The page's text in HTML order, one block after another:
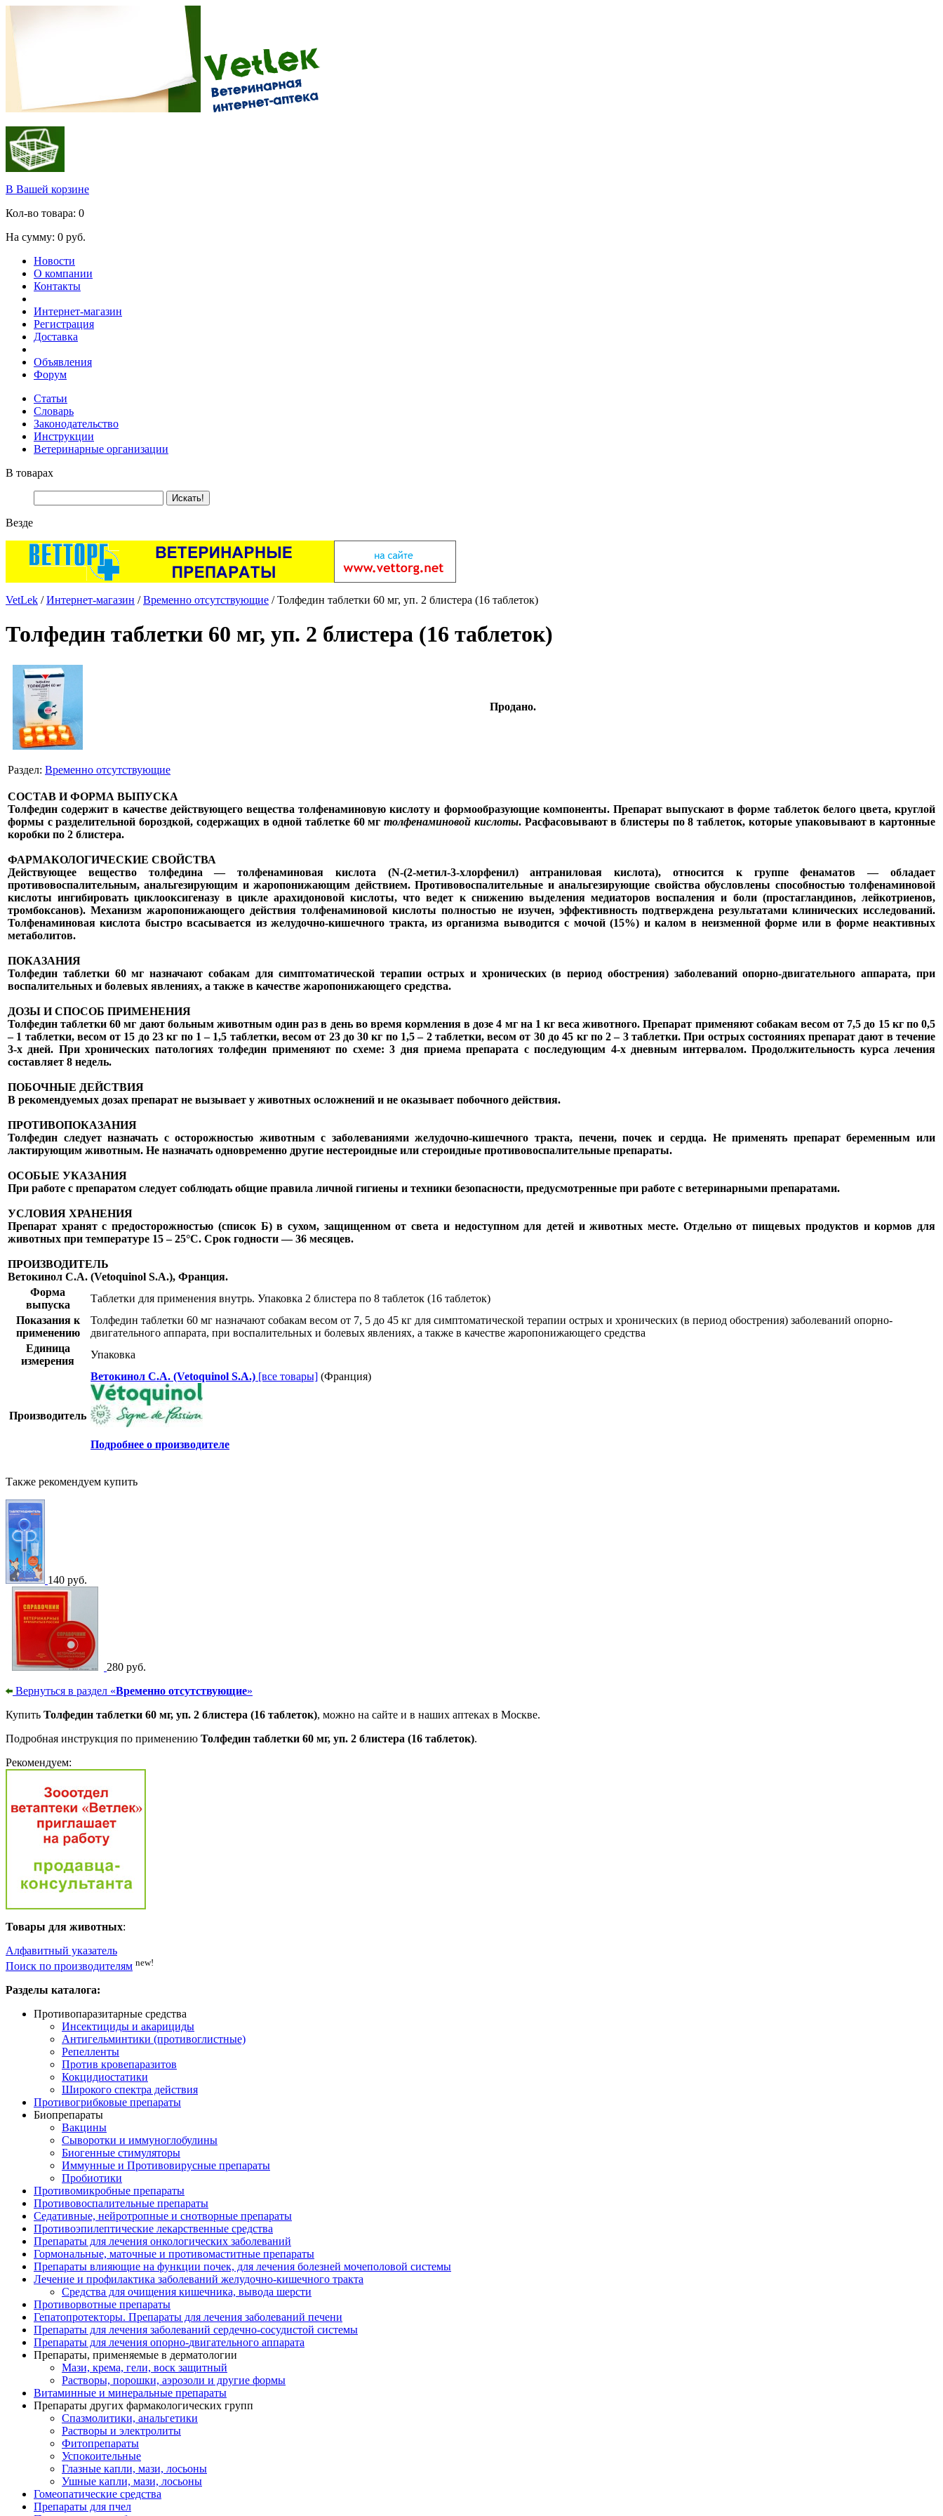
В Вашей корзине
Кол-во товара: 0
На сумму: 0 руб.
Новости
О компании
Контакты
Интернет-магазин
Регистрация
Доставка
Объявления
Форум
Статьи
Словарь
Законодательство
Инструкции
Ветеринарные организации
В товарах
Везде
VetLek /Интернет-магазин /Временно отсутствующие / Толфедин таблетки 60 мг, уп. 2 блистера (16 таблеток)
Толфедин таблетки 60 мг, уп. 2 блистера (16 таблеток)
Продано.
Раздел: Временно отсутствующие
СОСТАВ И ФОРМА ВЫПУСКА
Толфедин содержит в качестве действующего вещества толфенаминовую кислоту и формообразующие компоненты. Препарат выпускают в форме таблеток белого цвета, круглой
формы с разделительной бороздкой, содержащих в одной таблетке 60 мгтолфенаминовой кислоты. Расфасовывают в блистеры по 8 таблеток, которые упаковывают в картонные
коробки по 2 блистера.
ФАРМАКОЛОГИЧЕСКИЕ СВОЙСТВА
Действующее вещество толфедина — толфенаминовая кислота (N-(2-метил-3-хлорфенил) антраниловая кислота), относится к группе фенаматов — обладает
противовоспалительным, анальгезирующим и жаропонижающим действием. Противовоспалительные и анальгезирующие свойства обусловлены способностью толфенаминовой
кислоты ингибировать циклооксигеназу в цикле арахидоновой кислоты, что ведет к снижению выделения медиаторов воспаления и боли (простагландинов, лейкотриенов,
тромбоксанов). Механизм жаропонижающего действия толфенаминовой кислоты полностью не изучен, эффективность подтверждена результатами клинических исследований.
Толфенаминовая кислота быстро всасывается из желудочно-кишечного тракта, из организма выводится с мочой (15%) и калом в неизменной форме или в форме неактивных
метаболитов.
ПОКАЗАНИЯ
Толфедин таблетки 60 мг назначают собакам для симптоматической терапии острых и хронических (в период обострения) заболеваний опорно-двигательного аппарата, при
воспалительных и болевых явлениях, а также в качестве жаропонижающего средства.
ДОЗЫ И СПОСОБ ПРИМЕНЕНИЯ
Толфедин таблетки 60 мг дают больным животным один раз в день во время кормления в дозе 4 мг на 1 кг веса животного. Препарат применяют собакам весом от 7,5 до 15 кгпо 0,5
– 1 таблетки, весом от 15 до 23 кг по 1 – 1,5 таблетки, весом от 23 до30 кг по 1,5 – 2 таблетки, весом от 30 до45 кгпо 2 – 3 таблетки. При острых состояниях препарат дают в течение
3-х дней. При хронических патологиях толфедин применяют по схеме: 3 дня приема препарата с последующим 4-х дневным интервалом. Продолжительность курса лечения
составляет 8 недель.
ПОБОЧНЫЕ ДЕЙСТВИЯ
В рекомендуемых дозах препарат не вызывает у животных осложнений и не оказывает побочного действия.
ПРОТИВОПОКАЗАНИЯ
Толфедин следует назначать с осторожностью животным с заболеваниями желудочно-кишечного тракта, печени, почек и сердца. Не применять препарат беременным или
лактирующим животным. Не назначать одновременно другие нестероидные или стероидные противовоспалительные препараты.
ОСОБЫЕ УКАЗАНИЯ
При работе с препаратом следует соблюдать общие правила личной гигиены и техники безопасности, предусмотренные при работе с ветеринарными препаратами.
УСЛОВИЯ ХРАНЕНИЯ
Препарат хранят с предосторожностью (список Б) в сухом, защищенном от света и недоступном для детей и животных месте. Отдельно от пищевых продуктов и кормов для
животных при температуре 15 – 25°С. Срок годности — 36 месяцев.
ПРОИЗВОДИТЕЛЬ
Ветокинол С.А. (Vetoquinol S.A.), Франция.
Форма
выпуска
Таблетки для применения внутрь. Упаковка 2 блистера по 8 таблеток (16 таблеток)
Показания к
применению
Толфедин таблетки 60 мг назначают собакам весом от 7, 5 до 45 кг для симптоматической терапии острых и хронических (в период обострения) заболеваний опорно-
двигательного аппарата, при воспалительных и болевых явлениях, а также в качестве жаропонижающего средства
Единица
измерения
Упаковка
Производитель
Ветокинол С.А. (Vetoquinol S.A.) [все товары] (Франция)
Подробнее о производителе
Также рекомендуем купить
140 руб.
280 руб.
Вернуться в раздел «Временно отсутствующие»
Купить Толфедин таблетки 60 мг, уп. 2 блистера (16 таблеток), можно на сайте и в наших аптеках в Москве.
Подробная инструкция по применению Толфедин таблетки 60 мг, уп. 2 блистера (16 таблеток).
Рекомендуем:
Товары для животных:
Алфавитный указатель
Поиск по производителям new!
Разделы каталога:
Противопаразитарные средства
Инсектициды и акарициды
Антигельминтики (противоглистные)
Репелленты
Против кровепаразитов
Кокцидиостатики
Широкого спектра действия
Противогрибковые препараты
Биопрепараты
Вакцины
Сыворотки и иммуноглобулины
Биогенные стимуляторы
Иммунные и Противовирусные препараты
Пробиотики
Противомикробные препараты
Противовоспалительные препараты
Седативные, нейротропные и снотворные препараты
Противоэпилептические лекарственные средства
Препараты для лечения онкологических заболеваний
Гормональные, маточные и противомаститные препараты
Препараты влияющие на функции почек, для лечения болезней мочеполовой системы
Лечение и профилактика заболеваний желудочно-кишечного тракта
Средства для очищения кишечника, вывода шерсти
Противорвотные препараты
Гепатопротекторы. Препараты для лечения заболеваний печени
Препараты для лечения заболеваний сердечно-сосудистой системы
Препараты для лечения опорно-двигательного аппарата
Препараты, применяемые в дерматологии
Мази, крема, гели, воск защитный
Растворы, порошки, аэрозоли и другие формы
Витаминные и минеральные препараты
Препараты других фармакологических групп
Спазмолитики, анальгетики
Растворы и электролиты
Фитопрепараты
Успокоительные
Глазные капли, мази, лосьоны
Ушные капли, мази, лосьоны
Гомеопатические средства
Препараты для пчел